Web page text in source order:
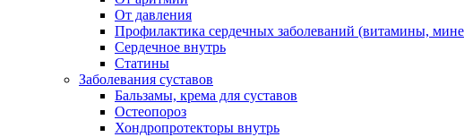
От давления
Профилактика сердечных заболеваний (витамины,
Сердечное внутрь
Статины
Заболевания суставов
Бальзамы, крема для суставов
Остеопороз
Хондропротекторы внутрь